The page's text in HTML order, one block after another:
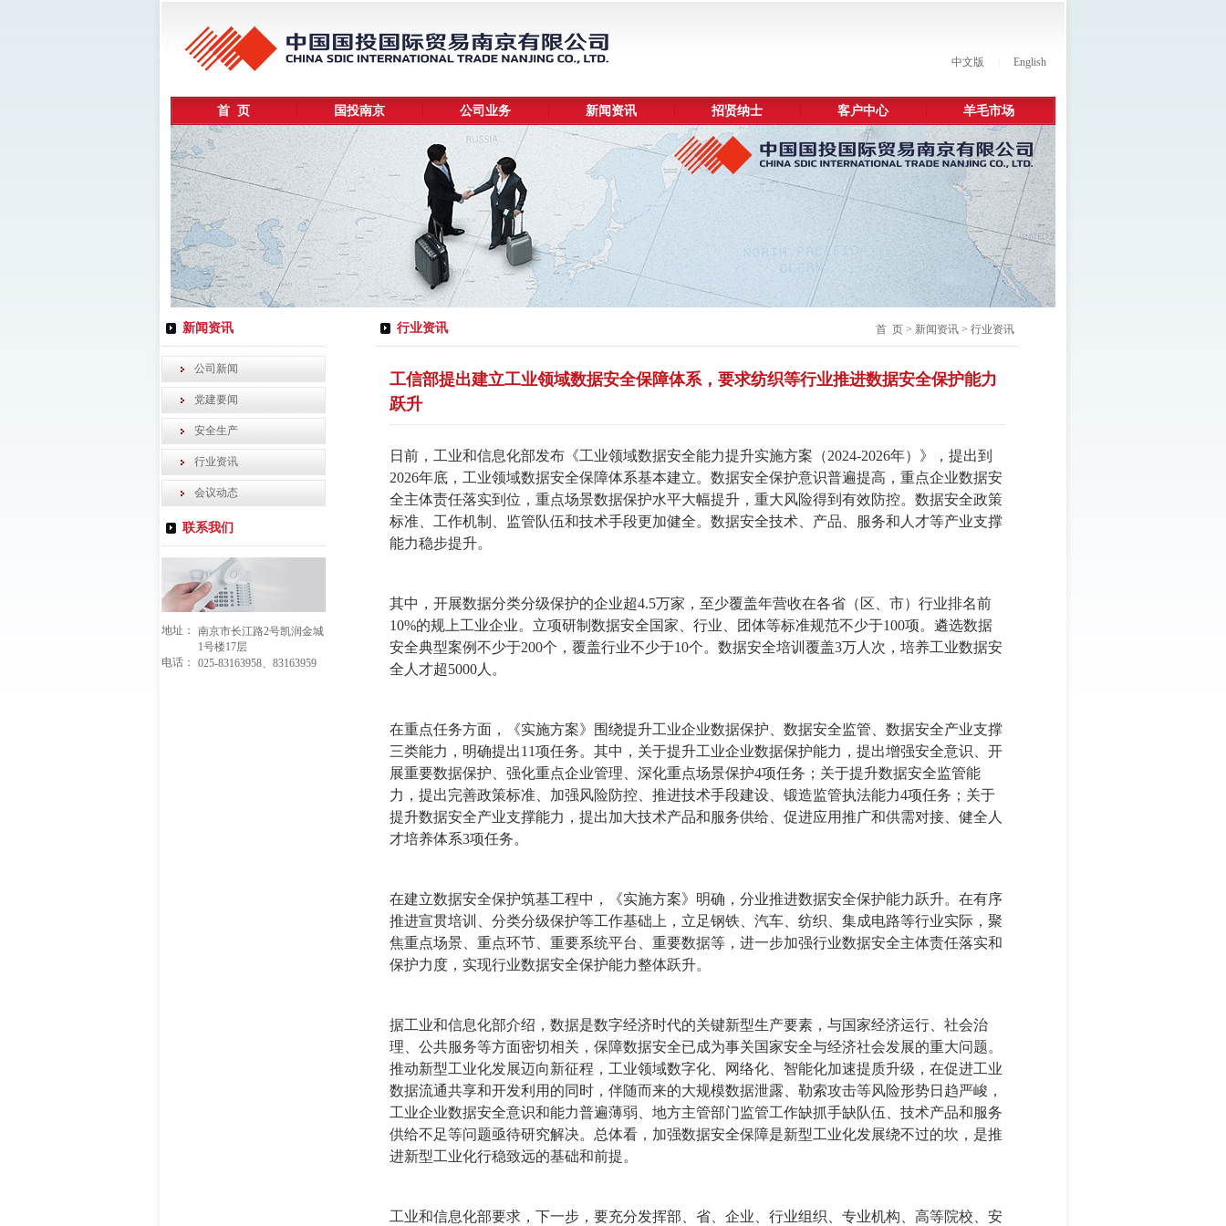
中文版 English
首 页 国投南京 公司业务 新闻资讯 招贤纳士 客户中心 羊毛市场
新闻资讯
公司新闻
党建要闻
安全生产
行业资讯
会议动态
联系我们
地址：
南京市长江路2号凯润金城
1号楼17层
电话：
025-83163958、83163959
行业资讯 首 页 > 新闻资讯 > 行业资讯
工信部提出建立工业领域数据安全保障体系，要求纺织等行业推进数据安全保护能力
跃升
日前，工业和信息化部发布《工业领域数据安全能力提升实施方案（2024-2026年）》，提出到
2026年底，工业领域数据安全保障体系基本建立。数据安全保护意识普遍提高，重点企业数据安
全主体责任落实到位，重点场景数据保护水平大幅提升，重大风险得到有效防控。数据安全政策
标准、工作机制、监管队伍和技术手段更加健全。数据安全技术、产品、服务和人才等产业支撑
能力稳步提升。
其中，开展数据分类分级保护的企业超4.5万家，至少覆盖年营收在各省（区、市）行业排名前
10%的规上工业企业。立项研制数据安全国家、行业、团体等标准规范不少于100项。遴选数据
安全典型案例不少于200个，覆盖行业不少于10个。数据安全培训覆盖3万人次，培养工业数据安
全人才超5000人。
在重点任务方面，《实施方案》围绕提升工业企业数据保护、数据安全监管、数据安全产业支撑
三类能力，明确提出11项任务。其中，关于提升工业企业数据保护能力，提出增强安全意识、开
展重要数据保护、强化重点企业管理、深化重点场景保护4项任务；关于提升数据安全监管能
力，提出完善政策标准、加强风险防控、推进技术手段建设、锻造监管执法能力4项任务；关于
提升数据安全产业支撑能力，提出加大技术产品和服务供给、促进应用推广和供需对接、健全人
才培养体系3项任务。
在建立数据安全保护筑基工程中，《实施方案》明确，分业推进数据安全保护能力跃升。在有序
推进宣贯培训、分类分级保护等工作基础上，立足钢铁、汽车、纺织、集成电路等行业实际，聚
焦重点场景、重点环节、重要系统平台、重要数据等，进一步加强行业数据安全主体责任落实和
保护力度，实现行业数据安全保护能力整体跃升。
据工业和信息化部介绍，数据是数字经济时代的关键新型生产要素，与国家经济运行、社会治
理、公共服务等方面密切相关，保障数据安全已成为事关国家安全与经济社会发展的重大问题。
推动新型工业化发展迈向新征程，工业领域数字化、网络化、智能化加速提质升级，在促进工业
数据流通共享和开发利用的同时，伴随而来的大规模数据泄露、勒索攻击等风险形势日趋严峻，
工业企业数据安全意识和能力普遍薄弱、地方主管部门监管工作缺抓手缺队伍、技术产品和服务
供给不足等问题亟待研究解决。总体看，加强数据安全保障是新型工业化发展绕不过的坎，是推
进新型工业化行稳致远的基础和前提。
工业和信息化部要求，下一步，要充分发挥部、省、企业、行业组织、专业机构、高等院校、安